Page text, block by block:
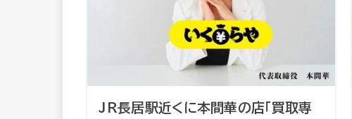
JR長居駅近くに本間華の店「買取専